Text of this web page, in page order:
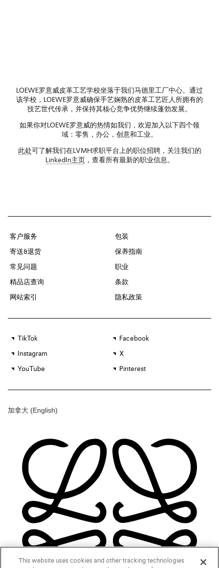
LOEWE罗意威皮革工艺学校坐落于我们马德里工厂中心。通过
该学校，LOEWE罗意威确保手艺娴熟的皮革工艺匠人所拥有的
技艺世代传承，并保持其核心竞争优势继续蓬勃发展。
如果你对LOEWE罗意威的热情如我们，欢迎加入以下四个领
域：零售，办公，创意和工业。
此处 可了解我们在LVMH求职平台上的职位招聘，关注我们的
LinkedIn主页 ，查看所有最新的职业信息。
客户服务
寄送&退货
常见问题
精品店查询
网站索引
包装
保养指南
职业
条款
隐私政策
TikTok Facebook
Instagram X
YouTube Pinterest
加拿大 (English)
This website uses cookies and other tracking technologies